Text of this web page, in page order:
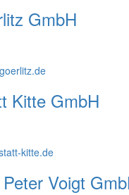
GmbH
Kitte GmbH
kitte.de
Voigt